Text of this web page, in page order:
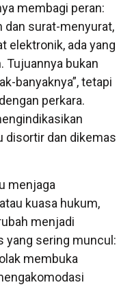
membagi peran:
dan surat-menyurat,
elektronik, ada yang
Tujuannya bukan
banyaknya”, tetapi
perkara.
disortir dan dikemas
menjaga
kuasa hukum,
menjadi
yang sering muncul:
membuka